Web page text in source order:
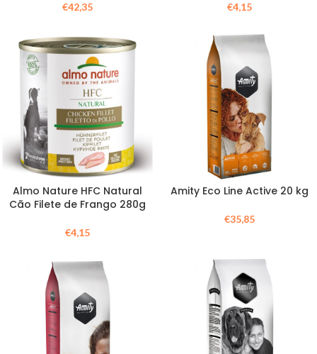
€42,35 €4,15
Almo Nature HFC Natural
Cão Filete de Frango 280g
€4,15
Amity Eco Line Active 20 kg
€35,85